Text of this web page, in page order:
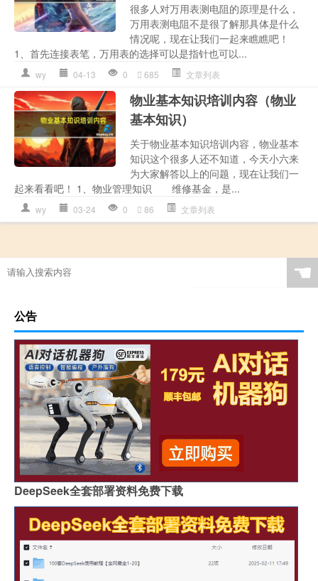
很多人对万用表测电阻的原理是什么，
万用表测电阻不是很了解那具体是什么
情况呢，现在让我们一起来瞧瞧吧！
1、首先连接表笔，万用表的选择可以是指针也可以...
wy 04-13 0 685 文章列表
物业基本知识培训内容（物业
基本知识）
关于物业基本知识培训内容，物业基本
知识这个很多人还不知道，今天小六来
为大家解答以上的问题，现在让我们一
起来看看吧！ 1、物业管理知识 维修基金，是...
wy 03-24 0 86 文章列表
☚
公告
DeepSeek全套部署资料免费下载